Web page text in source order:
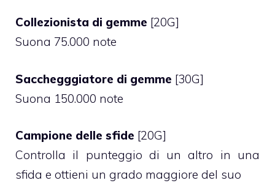
Collezionista di gemme [20G]
Suona 75.000 note
Sacchegggiatore di gemme [30G]
Suona 150.000 note
Campione delle sfide [20G]
Controlla il punteggio di un altro in una
sfida e ottieni un grado maggiore del suo